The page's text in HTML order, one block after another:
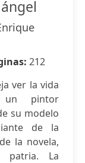
212
ver la vida
un pintor
su modelo
de la
la novela,
patria. La